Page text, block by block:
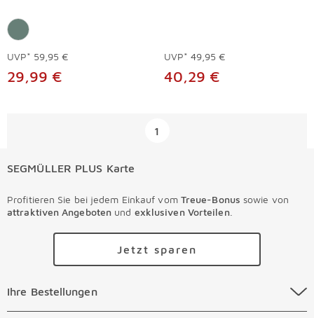
UVP* 59,95 €
29,99 €
UVP* 49,95 €
40,29 €
1
SEGMÜLLER PLUS Karte
Profitieren Sie bei jedem Einkauf vom Treue-Bonus sowie von
attraktiven Angeboten und exklusiven Vorteilen.
Jetzt sparen
Ihre Bestellungen Überspringen
Ihre Bestellungen